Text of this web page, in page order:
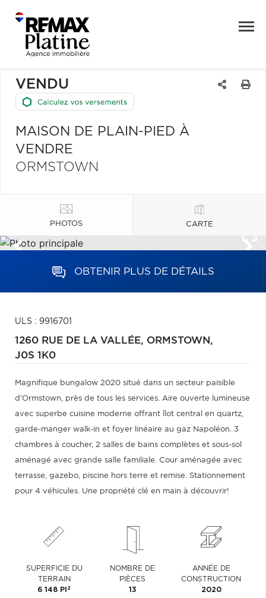
VENDU
MAISON DE PLAIN-PIED À
VENDRE
ORMSTOWN
PHOTOS CARTE
OBTENIR PLUS DE DÉTAILS
ULS : 9916701
1260 RUE DE LA VALLÉE, ORMSTOWN,
J0S 1K0
Magnifique bungalow 2020 situé dans un secteur paisible
d'Ormstown, près de tous les services. Aire ouverte lumineuse
avec superbe cuisine moderne offrant îlot central en quartz,
garde-manger walk-in et foyer linéaire au gaz Napoléon. 3
chambres à coucher, 2 salles de bains complètes et sous-sol
aménagé avec grande salle familiale. Cour aménagée avec
terrasse, gazebo, piscine hors terre et remise. Stationnement
pour 4 véhicules. Une propriété clé en main à découvrir!
SUPERFICIE DU
TERRAIN
6 148 PI 2
NOMBRE DE
PIÈCES
13
ANNÉE DE
CONSTRUCTION
2020